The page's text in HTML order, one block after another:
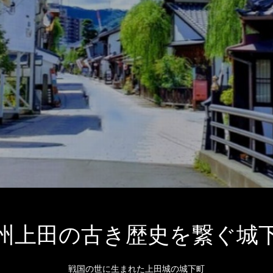
上田の古き歴史を繋ぐ城
戦国の世に生まれた上田城の城下町